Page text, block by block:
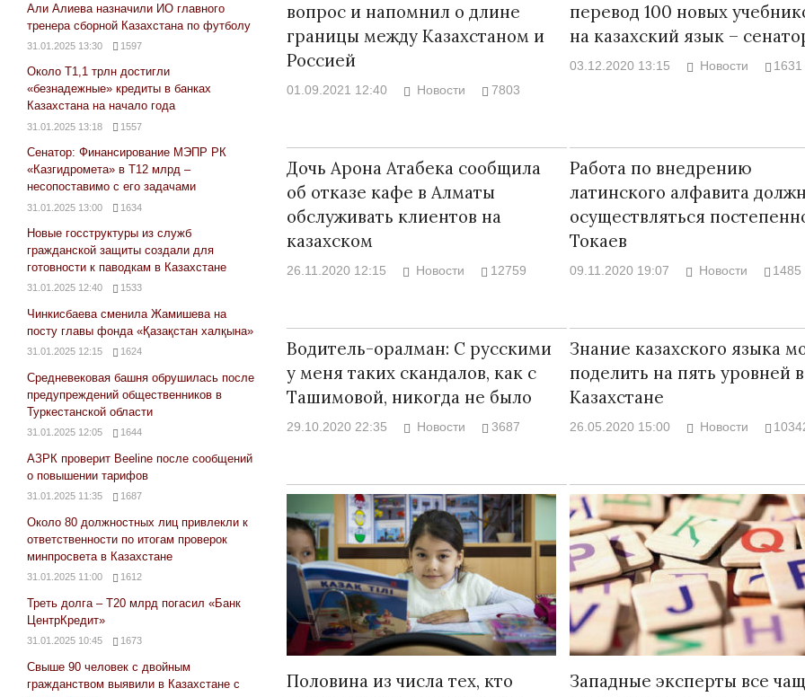
вопрос и напомнил о длине
границы между Казахстаном и
Россией
01.09.2021 12:40 Новости 7803
перевод 100 новых
на казахский язык –
03.12.2020 13:15 Новости 1631
Дочь Арона Атабека сообщила
об отказе кафе в Алматы
обслуживать клиентов на
казахском
26.11.2020 12:15 Новости 12759
Работа по внедрению
латинского алфавита
осуществляться
Токаев
09.11.2020 19:07 Новости 1485
Водитель-оралман: С русскими
у меня таких скандалов, как с
Ташимовой, никогда не было
29.10.2020 22:35 Новости 3687
Знание казахского языка
поделить на пять уровней в
Казахстане
26.05.2020 15:00 Новости
Половина из числа тех, кто
Западные эксперты все
Али Алиева назначили ИО главного
тренера сборной Казахстана по футболу
31.01.2025 13:30 1597
Около Т1,1 трлн достигли
«безнадежные» кредиты в банках
Казахстана на начало года
31.01.2025 13:18 1557
Сенатор: Финансирование МЭПР РК
«Казгидромета» в Т12 млрд –
несопоставимо с его задачами
31.01.2025 13:00 1634
Новые госструктуры из служб
гражданской защиты создали для
готовности к паводкам в Казахстане
31.01.2025 12:40 1533
Чинкисбаева сменила Жамишева на
посту главы фонда «Қазақстан халқына»
31.01.2025 12:15 1624
Средневековая башня обрушилась после
предупреждений общественников в
Туркестанской области
31.01.2025 12:05 1644
АЗРК проверит Beeline после сообщений
о повышении тарифов
31.01.2025 11:35 1687
Около 80 должностных лиц привлекли к
ответственности по итогам проверок
минпросвета в Казахстане
31.01.2025 11:00 1612
Треть долга – Т20 млрд погасил «Банк
ЦентрКредит»
31.01.2025 10:45 1673
Свыше 90 человек с двойным
гражданством выявили в Казахстане с
Война
Война Миров.
08.11.2024